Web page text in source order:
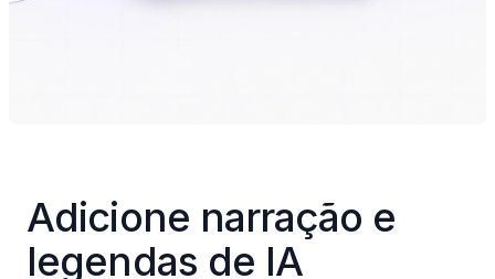
Adicione narração e
legendas de IA